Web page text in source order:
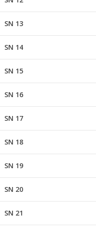
SN 13
SN 14
SN 15
SN 16
SN 17
SN 18
SN 19
SN 20
SN 21